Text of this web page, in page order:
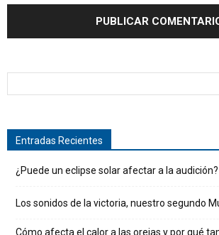
Entradas Recientes
¿Puede un eclipse solar afectar a la audición?
Los sonidos de la victoria, nuestro segundo
Cómo afecta el calor a las orejas y por qué